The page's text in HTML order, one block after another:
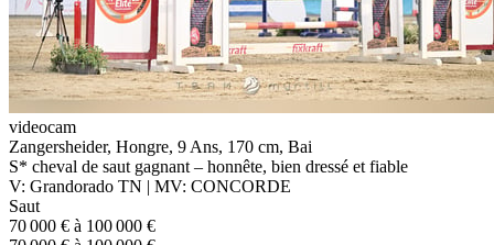
videocam
Zangersheider, Hongre, 9 Ans, 170 cm, Bai
S* cheval de saut gagnant – honnête, bien dressé et fiable
V: Grandorado TN | MV: CONCORDE
Saut
70 000 € à 100 000 €